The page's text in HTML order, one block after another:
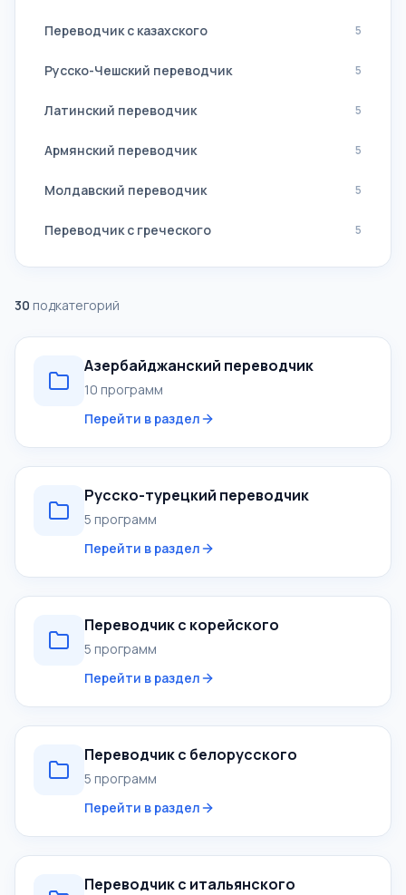
Переводчик с казахского 5
Русско-Чешский переводчик 5
Латинский переводчик 5
Армянский переводчик 5
Молдавский переводчик 5
Переводчик с греческого 5
30 подкатегорий
Азербайджанский переводчик
10 программ
Перейти в раздел
Русско-турецкий переводчик
5 программ
Перейти в раздел
Переводчик с корейского
5 программ
Перейти в раздел
Переводчик с белорусского
5 программ
Перейти в раздел
Переводчик с итальянского